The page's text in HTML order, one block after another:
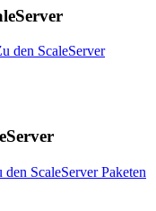
den ScaleServer
den ScaleServer Paketen